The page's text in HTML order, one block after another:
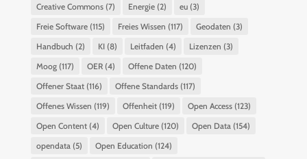
Creative Commons(7) Energie(2) eu(3)
Freie Software(115) Freies Wissen (117) Geodaten (3)
Handbuch (2) KI(8) Leitfaden (4) Lizenzen (3)
Moog(117) OER(4) Offene Daten (120)
Offener Staat(116) Offene Standards(117)
Offenes Wissen (119) Offenheit(119) Open Access(123)
Open Content(4) Open Culture(120) Open Data (154)
opendata (5) Open Education (124)